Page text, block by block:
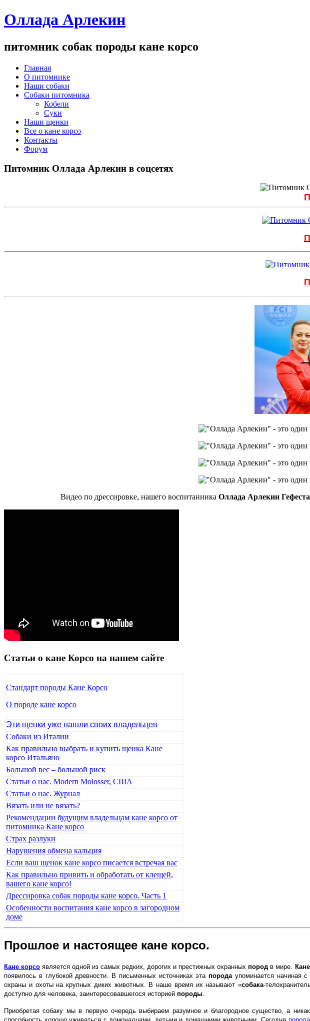
Оллада Арлекин
питомник собак породы кане корсо
Главная
О питомнике
Наши собаки
Собаки питомника
Кобели
Суки
Наши щенки
Все о кане корсо
Контакты
Форум
Питомник Оллада Арлекин в соцсетях
Видео по дрессировке, нашего воспитанника Оллада Арлекин Гефеста
Статьи о кане Корсо на нашем сайте
Стандарт породы Кане Корсо
О породе кане корсо
Эти щенки уже нашли своих владельцев
Собаки из Италии
Как правильно выбрать и купить щенка Кане
корсо Итальяно
Большой вес – большой риск
Статьи о нас. Modern Molosser, США
Статьи о нас. Журнал
Вязать или не вязать?
Рекомендации будущим владельцам кане корсо от
питомника Кане корсо
Страх разлуки
Нарушения обмена кальция
Если ваш щенок кане корсо писается встречая вас
Как правильно привить и обработать от клещей,
вашего кане корсо!
Дрессировка собак породы кане корсо. Часть 1
Особенности воспитания кане корсо в загородном
доме
Прошлое и настоящее кане корсо.
Кане корсо является одной из самых редких, дорогих и престижных охранныхпород в мире. Кане
появилось в глубокой древности. В письменных источниках этапородаупоминается начиная
охраны и охоты на крупных диких животных. В наше время их называют «собака-
доступно для человека, заинтересовавшегося историей породы.
Приобретая собаку мы в первую очередь выбираем разумное и благородное существо, а